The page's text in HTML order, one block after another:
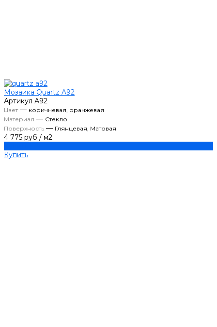
Мозаика Quartz A92
Артикул А92
Цвет— коричневая, оранжевая
Материал — Стекло
Поверхность — Глянцевая, Матовая
4 775 руб / м2
Купить